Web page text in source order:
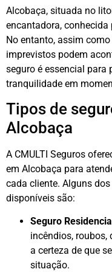
Alcobaça, situada no
encantadora,
No entanto, assim
imprevistos podem
seguro é essencial para
tranquilidade em
Tipos de
Alcobaça
A CMULTI Seguros
em Alcobaça para
cada cliente. Alguns
disponíveis são:
Seguro
incêndios, roubos,
a certeza de que
situação.